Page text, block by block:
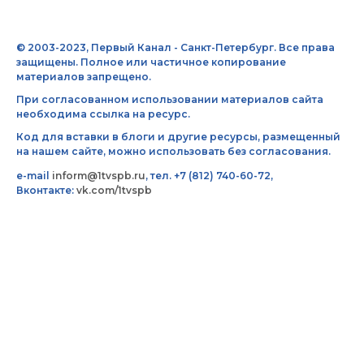
© 2003-2023, Первый Канал - Санкт-Петербург. Все права
защищены. Полное или частичное копирование
материалов запрещено.
При согласованном использовании материалов сайта
необходима ссылка на ресурс.
Код для вставки в блоги и другие ресурсы, размещенный
на нашем сайте, можно использовать без согласования.
e-mail inform@1tvspb.ru, тел. +7 (812) 740-60-72,
Вконтакте: vk.com/1tvspb